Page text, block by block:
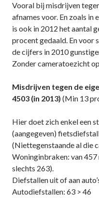
Vooral bij misdrijven
afnames voor. En zoals
is ook in 2012 het aantal
procent gedaald. En voor
de cijfers in 2010
Zonder cameratoezicht
Misdrijven tegen de
4503 (in 2013) (Min 13
Hier doet zich enkel een
(aangegeven)
(Niettegenstaande al die
Woninginbraken: van 457
slechts 263).
Diefstallen uit of aan
Autodiefstallen: 63 > 46